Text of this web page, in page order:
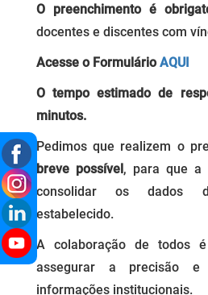
O preenchimento é
docentes e discentes com
Acesse o Formulário AQUI
O tempo estimado de
minutos.
Pedimos que realizem o
breve possível, para que a
consolidar os dados
estabelecido.
A colaboração de todos
assegurar a precisão
informações institucionais.